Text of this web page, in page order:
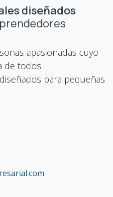
diseñados
apasionadas cuyo
de todos.
para pequeñas